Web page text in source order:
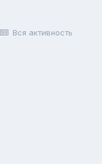
Вся активность